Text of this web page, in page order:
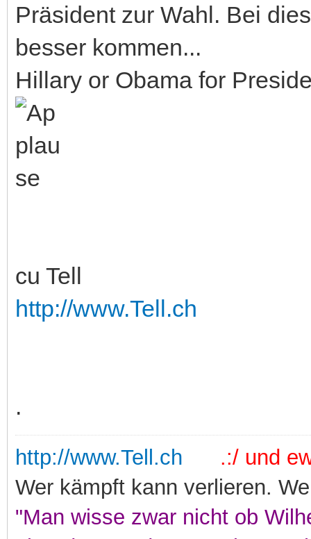
Präsident zur Wahl. Bei
besser kommen...
Hillary or Obama for
cu Tell
http://www.Tell.ch
.
http://www.Tell.ch
.:/ und
Wer kämpft kann verlieren.
"Man wisse zwar nicht ob